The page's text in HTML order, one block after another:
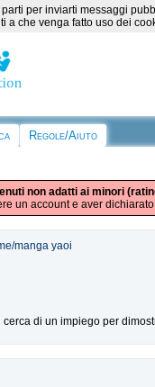
Regole/Aiuto
non adatti ai minori
un account e aver
manga yaoi
di un impiego per
per inviarti messaggi
a che venga fatto uso dei